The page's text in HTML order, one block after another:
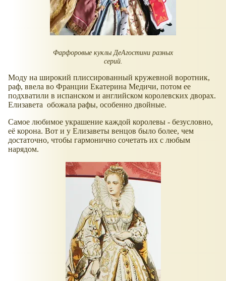
Фарфоровые куклы ДеАгостини разных
серий.
Моду на широкий плиссированный кружевной воротник,
раф, ввела во Франции Екатерина Медичи, потом ее
подхватили в испанском и английском королевских дворах.
Елизавета обожала рафы, особенно двойные.
Самое любимое украшение каждой королевы - безусловно,
её корона. Вот и у Елизаветы венцов было более, чем
достаточно, чтобы гармонично сочетать их с любым
нарядом.